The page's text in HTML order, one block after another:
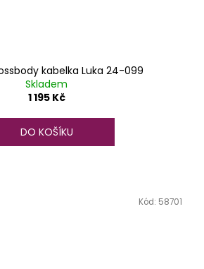
kabelka Luka 24-099
Skladem
1 195 Kč
DO KOŠÍKU
Kód: 58701